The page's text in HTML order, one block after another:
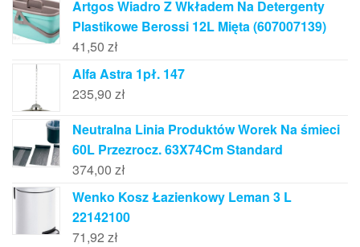
Artgos Wiadro Z Wkładem Na Detergenty
Plastikowe Berossi 12L Mięta (607007139)
41,50 zł
Alfa Astra 1pł. 147
235,90 zł
Neutralna Linia Produktów Worek Na śmieci
60L Przezrocz. 63X74Cm Standard
374,00 zł
Wenko Kosz Łazienkowy Leman 3 L
22142100
71,92 zł